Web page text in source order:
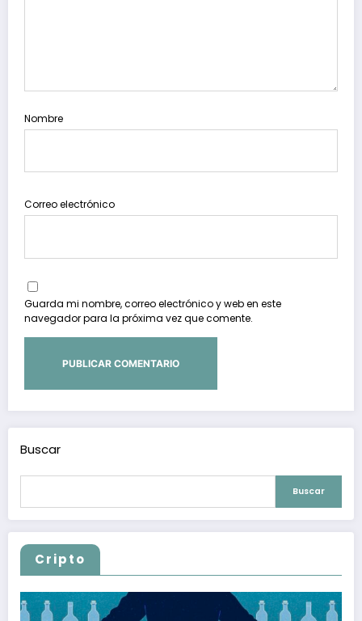
Nombre
Correo electrónico
Guarda mi nombre, correo electrónico y web en este
navegador para la próxima vez que comente.
Buscar
Buscar
Cripto